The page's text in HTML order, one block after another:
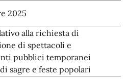
2025
alla richiesta di
di spettacoli e
pubblici temporanei
sagre e feste popolari